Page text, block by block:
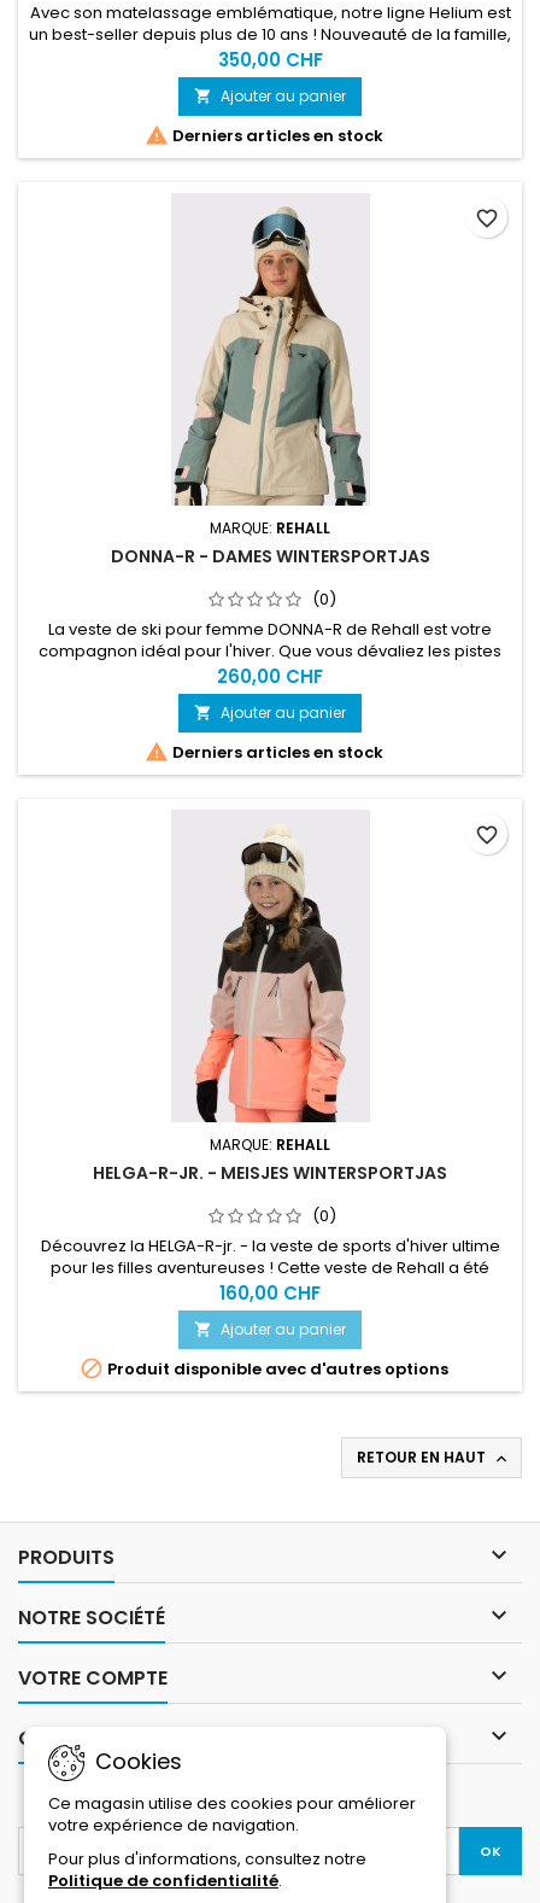
Avec son matelassage emblématique, notre ligne Helium est
un best-seller depuis plus de 10 ans ! Nouveauté de la famille,
cette veste à capuche ultralégère et compacte une fois
pliée est dotée de poches sur la poitrine et la manche.
350,00 CHF
 Ajouter au panier
 Derniers articles en stock
MARQUE: REHALL
DONNA-R - DAMES WINTERSPORTJAS
(0)
La veste de ski pour femme DONNA-R de Rehall est votre
compagnon idéal pour l'hiver. Que vous dévaliez les pistes
ou participiez à une bataille de boules de neige, cette veste
vous offre le mélange parfait entre style et fonctionnalité.
Avec sa coupe classique et son design tendance, cette
veste est un incontournable pour toutes les femmes
aventureuses...
260,00 CHF
 Ajouter au panier
 Derniers articles en stock
favorite_border
MARQUE: REHALL
HELGA-R-JR. - MEISJES WINTERSPORTJAS
(0)
Découvrez la HELGA-R-jr. - la veste de sports d'hiver ultime
pour les filles aventureuses ! Cette veste de Rehall a été
spécialement conçue pour les jeunes amateurs de sports
d'hiver qui veulent allier style et fonctionnalité. Que vous
dévaliez les pistes ou participiez à une bataille de boules de
neige, avec la HELGA-R-jr., vous êtes toujours prête pour...
160,00 CHF
 Ajouter au panier
 Produit disponible avec d'autres options
favorite_border
RETOUR EN HAUT 
PRODUITS 
NOTRE SOCIÉTÉ 
VOTRE COMPTE 
CONTACT 
Cookies
Ce magasin utilise des cookies pour améliorer
votre expérience de navigation.
Pour plus d'informations, consultez notre
Politique de confidentialité.
LETTRE D'INFORMATIONS